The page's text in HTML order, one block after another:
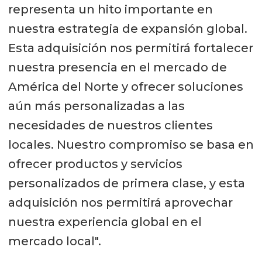
representa un hito importante en
nuestra estrategia de expansión global.
Esta adquisición nos permitirá fortalecer
nuestra presencia en el mercado de
América del Norte y ofrecer soluciones
aún más personalizadas a las
necesidades de nuestros clientes
locales. Nuestro compromiso se basa en
ofrecer productos y servicios
personalizados de primera clase, y esta
adquisición nos permitirá aprovechar
nuestra experiencia global en el
mercado local".